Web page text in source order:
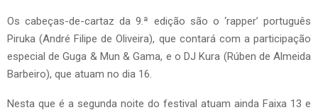
Os cabeças-de-cartaz da 9.ª edição são o ‘rapper’ português
Piruka (André Filipe de Oliveira), que contará com a participação
especial de Guga & Mun & Gama, e o DJ Kura (Rúben de Almeida
Barbeiro), que atuam no dia 16.
Nesta que é a segunda noite do festival atuam ainda Faixa 13 e